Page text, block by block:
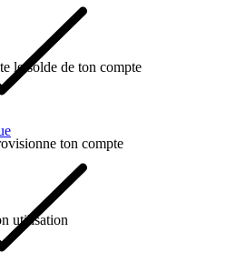
le solde de ton compte
ton compte
utilisation